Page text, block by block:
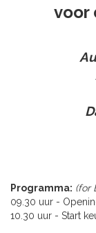
voor
Programma: (for
09.30 uur -
10.30 uur - Start